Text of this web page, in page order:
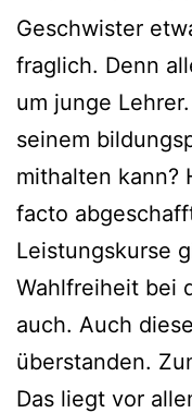
Geschwister
fraglich. Denn
um junge
seinem
mithalten kann?
facto
Leistungskurse
Wahlfreiheit bei
auch. Auch
überstanden.
Das liegt vor